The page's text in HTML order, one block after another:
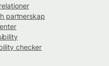
partnerskap
checker